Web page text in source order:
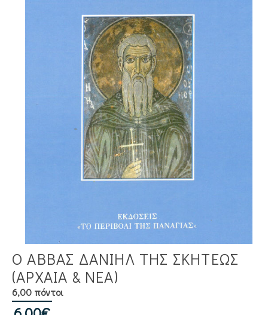
Ο ΑΒΒΑΣ ΔΑΝΙΗΛ ΤΗΣ ΣΚΗΤΕΩΣ
(ΑΡΧΑΙΑ & ΝΕΑ)
6,00 πόντοι